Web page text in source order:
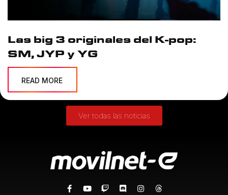
Las big 3 originales del K-pop:
SM, JYP y YG
READ MORE
Ver todas las noticias